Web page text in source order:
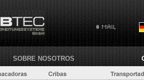
SOBRE NOSOTROS